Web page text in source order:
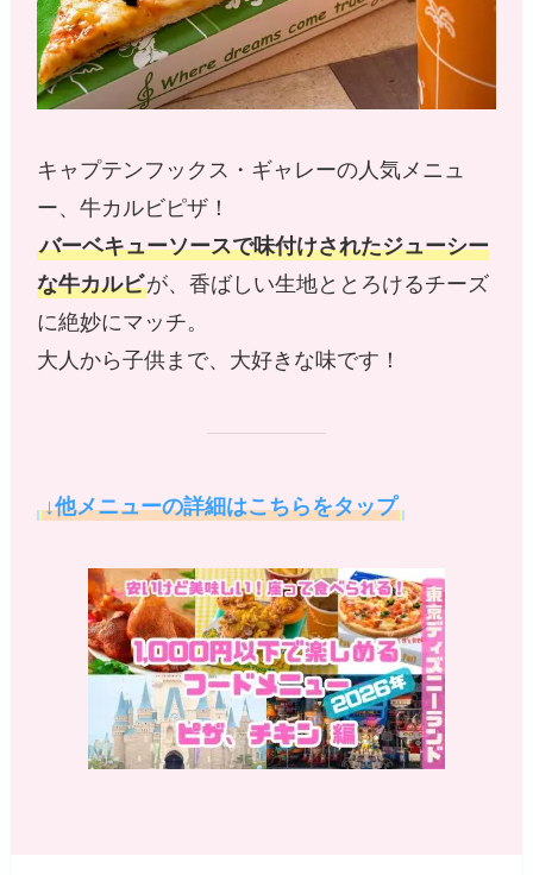
キャプテンフックス・ギャレーの人気メニュ
ー、牛カルビピザ！
バーベキューソースで味付けされたジューシー
な牛カルビが、香ばしい生地ととろけるチーズ
に絶妙にマッチ。
大人から子供まで、大好きな味です！
↓他メニューの詳細はこちらをタップ